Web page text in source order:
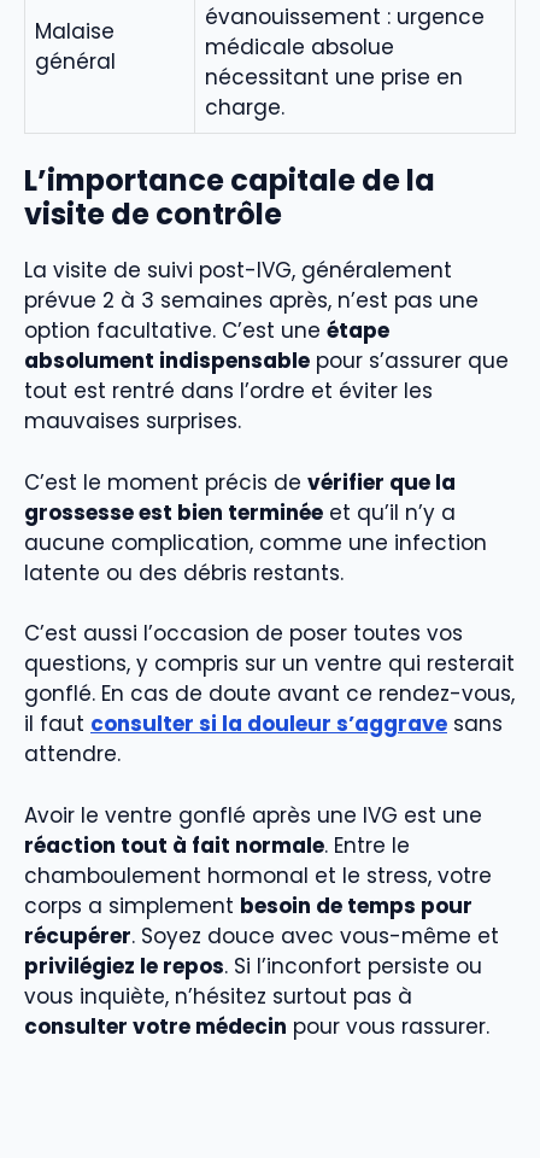
Malaise
général
évanouissement : urgence
médicale absolue
nécessitant une prise en
charge.
L’importance capitale de la
visite de contrôle
La visite de suivi post-IVG, généralement
prévue 2 à 3 semaines après, n’est pas une
option facultative. C’est une étape
absolument indispensable pour s’assurer que
tout est rentré dans l’ordre et éviter les
mauvaises surprises.
C’est le moment précis de vérifier que la
grossesse est bien terminée et qu’il n’y a
aucune complication, comme une infection
latente ou des débris restants.
C’est aussi l’occasion de poser toutes vos
questions, y compris sur un ventre qui resterait
gonflé. En cas de doute avant ce rendez-vous,
il faut consulter si la douleur s’aggrave sans
attendre.
Avoir le ventre gonflé après une IVG est une
réaction tout à fait normale. Entre le
chamboulement hormonal et le stress, votre
corps a simplement besoin de temps pour
récupérer. Soyez douce avec vous-même et
privilégiez le repos. Si l’inconfort persiste ou
vous inquiète, n’hésitez surtout pas à
consulter votre médecin pour vous rassurer.